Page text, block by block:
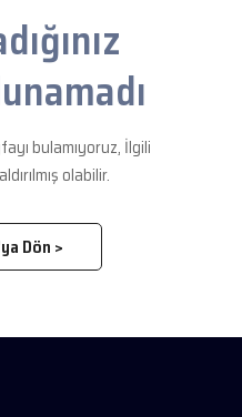
bulamıyoruz, İlgili
olabilir.
Dön >